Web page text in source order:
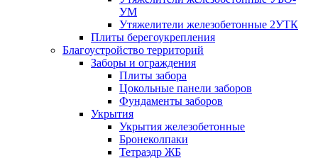
УМ
Утяжелители железобетонные 2УТК
Плиты берегоукрепления
Благоустройство территорий
Заборы и ограждения
Плиты забора
Цокольные панели заборов
Фундаменты заборов
Укрытия
Укрытия железобетонные
Бронеколпаки
Тетраэдр ЖБ